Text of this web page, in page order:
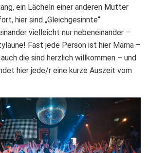
ein Lächeln einer anderen Mutter
hier sind „Gleichgesinnte“
vielleicht nur nebeneinander –
Fast jede Person ist hier Mama –
die sind herzlich willkommen – und
hier jede/r eine kurze Auszeit vom